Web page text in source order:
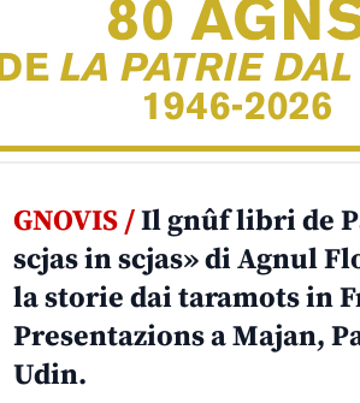
GNOVIS /Il gnûf libri de
scjas in scjas» di Agnul
la storie dai taramots in
Presentazions a Majan,
Udin.